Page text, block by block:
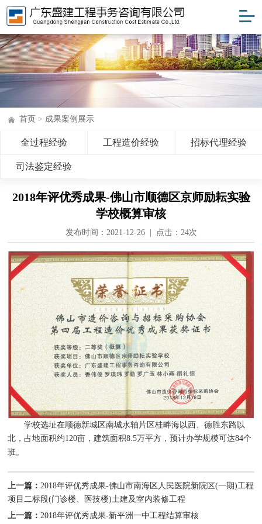
首页 > 成果案例展示
全过程经验 工程造价经验 招标代理经验
司法鉴定经验
2018年评优秀成果-佛山市顺德区京师励耘实验
学校概算审核
发布时间：2021-12-26 | 点击： 24次
学校选址在顺德新城区南城水轴片区桂畔海以西、德胜东路以
北，占地面积约120亩，建筑面积8.5万平方，预计办学规模可达84个
班。
上一篇：2018年评优秀成果-佛山市南海区人民医院新院区(一期)工程
项目二标段(门诊楼、医技楼)土建及室内装修工程
上一篇：2018年评优秀成果-新平洲一中工程结算审核